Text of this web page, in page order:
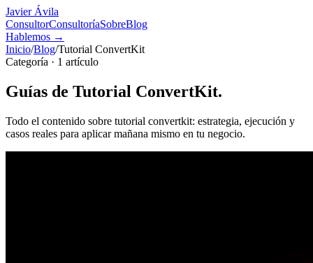
Javier Ávila
ConsultorConsultoríaSobreBlog
Hablemos →
Inicio/Blog/Tutorial ConvertKit
Categoría · 1 artículo
Guías de Tutorial ConvertKit.
Todo el contenido sobre tutorial convertkit: estrategia, ejecución y
casos reales para aplicar mañana mismo en tu negocio.